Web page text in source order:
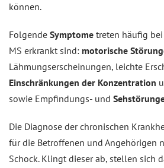
können.
Folgende Symptome treten häufig
MS erkrankt sind: motorische
Lähmungserscheinungen, leichte
Einschränkungen der Konzentration
sowie Empfindungs- und
Die Diagnose der chronischen
für die Betroffenen und Angehörigen
Schock. Klingt dieser ab, stellen sich